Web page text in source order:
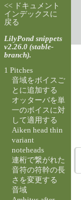
<< ドキュメント
インデックスに
戻る
LilyPond snippets
v2.26.0 (stable-
branch).
1 Pitches
音域をボイスご
とに追加する
オッターバを単
一のボイスに対
して適用する
Aiken head thin
variant
noteheads
連桁で繋がれた
音符の符幹の長
さを変更する
音域